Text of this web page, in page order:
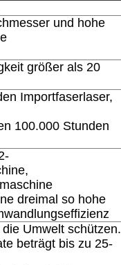
und hohe
größer als 20
Importfaserlaser,
100.000 Stunden
dreimal so hohe
Umwelt schützen.
beträgt bis zu 25-